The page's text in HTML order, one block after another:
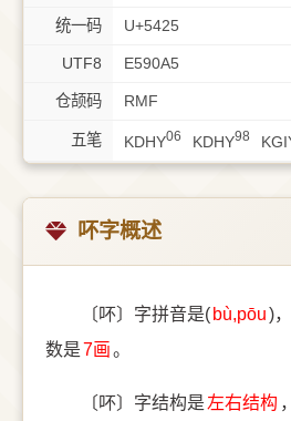
统一码 U+5425
UTF8 E590A5
仓颉码 RMF
五笔 KDHY06 KDHY98
吥字概述
〔吥〕字拼音是( bù,pōu)
数是7画。
〔吥〕字结构是 左右结构